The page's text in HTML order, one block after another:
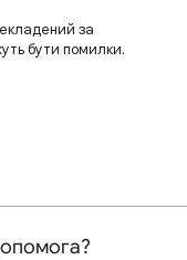
за
бути помилки.